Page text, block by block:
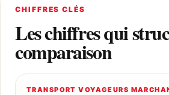
CHIFFRES CLÉS
Les chiffres qui
comparaison
TRANSPORT VOYAGEURS